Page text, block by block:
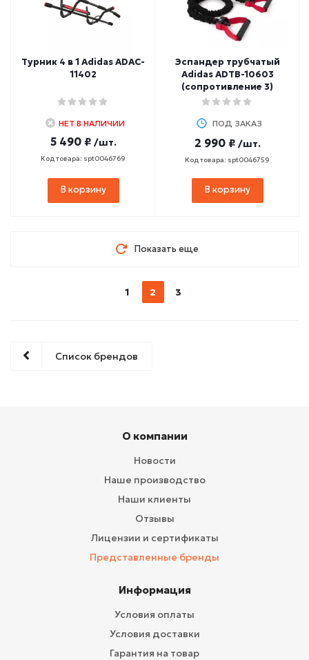
Турник 4 в 1 Adidas ADAC-
11402
НЕТ В НАЛИЧИИ
5 490 ₽ /шт.
Код товара: spt0046769
В корзину
Эспандер трубчатый
Adidas ADTB-10603
(сопротивление 3)
ПОД ЗАКАЗ
2 990 ₽ /шт.
Код товара: spt0046759
В корзину
Показать еще
1 2 3
Список брендов
О компании
Новости
Наше производство
Наши клиенты
Отзывы
Лицензии и сертификаты
Представленные бренды
Информация
Условия оплаты
Условия доставки
Гарантия на товар